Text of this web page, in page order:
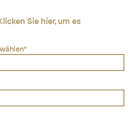
Sie hier, um es
*